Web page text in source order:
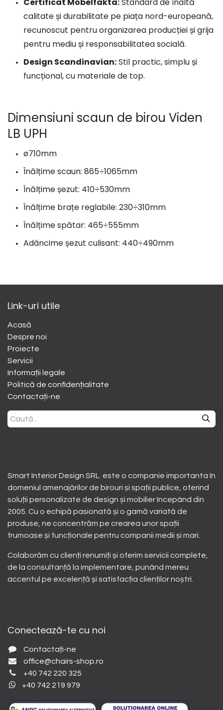
Certificat Möbelfakta:Standard de înaltă
calitate și durabilitate pe piața nord-europeană,
recunoscut pentru organizarea producției și grija
pentru mediu și responsabilitatea socială.
Design Scandinavian:Stil practic, simplu și
funcțional, cu materiale de top.
Dimensiuni scaun de birou Viden
LB UPH
ø710mm
Înălțime scaun: 865÷1065mm
Înălțime șezut: 410÷530mm
Înălțime brațe reglabile: 230÷310mm
Înălțime spătar: 465÷555mm
Adâncime șezut culisant: 440÷490mm
Link-uri utile
Acasă
Despre noi
​Proiecte
Servicii
Informații legale
Politică de confidențialitate
Contactați-ne
Smart Interior Design SRL este o companie importanta în
domeniul amenajărilor de birouri și spații publice, oferind
soluții personalizate de design și mobilier începând din
2005. Cu o echipă pasionată și o gamă variată de
produse, ne concentrăm pe crearea unor spații
frumoase și funcționale pentru companii medii și mari.
Colaborăm cu clienți renumiți și oferim servicii complete,
de la consultanță la implementare, punând mereu
accentul pe excelență și satisfacția clienților noștri.
Conectează-te cu noi
Contactați-ne
office@chairs-shop.ro
+40 742 220 325
+40 742 219 979